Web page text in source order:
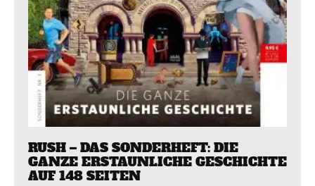
RUSH – DAS SONDERHEFT: DIE
GANZE ERSTAUNLICHE GESCHICHTE
AUF 148 SEITEN